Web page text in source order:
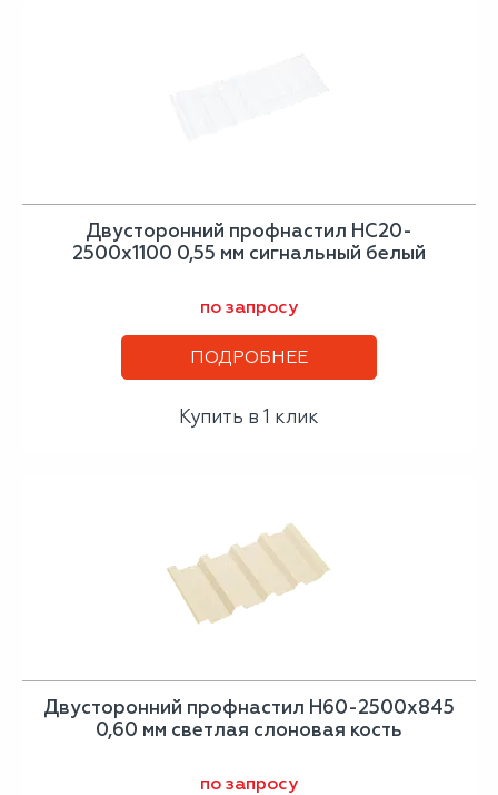
Двусторонний профнастил НС20-
2500х1100 0,55 мм сигнальный белый
по запросу
ПОДРОБНЕЕ
Купить в 1 клик
Двусторонний профнастил Н60-2500х845
0,60 мм светлая слоновая кость
по запросу